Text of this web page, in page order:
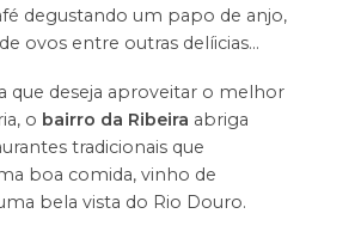
degustando um papo de anjo,
ovos entre outras delíicias…
que deseja aproveitar o melhor
o bairro da Ribeira abriga
tradicionais que
boa comida, vinho de
bela vista do Rio Douro.